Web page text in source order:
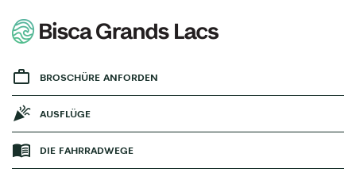
BROSCHÜRE ANFORDEN
AUSFLÜGE
DIE FAHRRADWEGE